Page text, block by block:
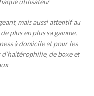
mais aussi attentif au
plus en plus sa gamme,
à domicile et pour les
de boxe et